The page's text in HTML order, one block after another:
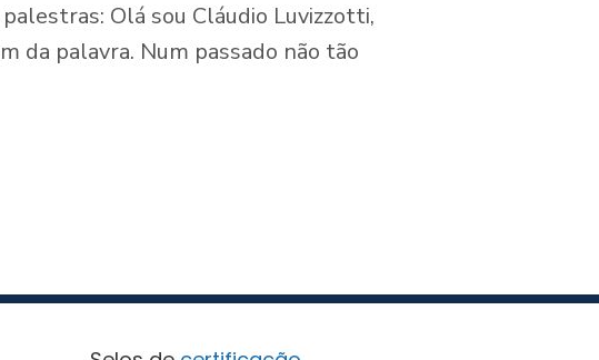
Olá sou Cláudio Luvizzotti,
da palavra. Num passado não tão